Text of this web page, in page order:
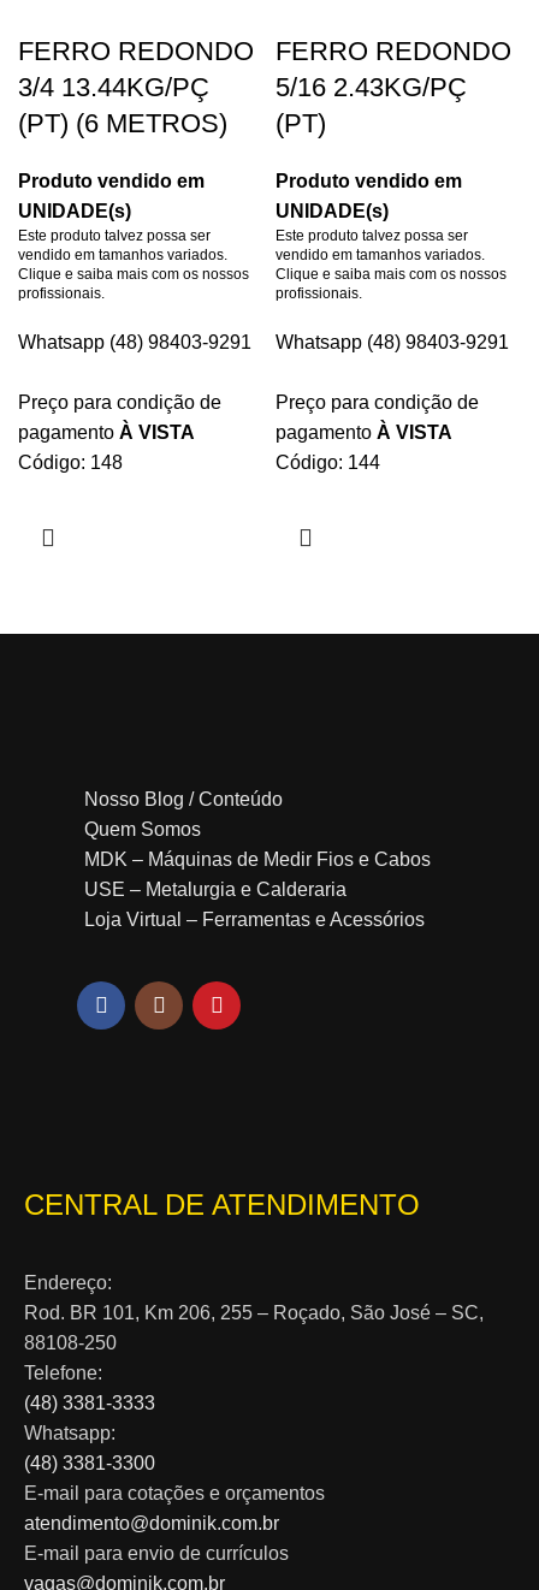
FERRO REDONDO
3/4 13.44KG/PÇ
(PT) (6 METROS)
Produto vendido em
UNIDADE(s)
Este produto talvez possa ser
vendido em tamanhos variados.
Clique e saiba mais com os nossos
profissionais.
Whatsapp (48) 98403-9291
Preço para condição de
pagamento À VISTA
Código: 148
FERRO REDONDO
5/16 2.43KG/PÇ
(PT)
Produto vendido em
UNIDADE(s)
Este produto talvez possa ser
vendido em tamanhos variados.
Clique e saiba mais com os nossos
profissionais.
Whatsapp (48) 98403-9291
Preço para condição de
pagamento À VISTA
Código: 144
Nosso Blog / Conteúdo
Quem Somos
MDK – Máquinas de Medir Fios e Cabos
USE – Metalurgia e Calderaria
Loja Virtual – Ferramentas e Acessórios
CENTRAL DE ATENDIMENTO
Endereço:
Rod. BR 101, Km 206, 255 – Roçado, São José – SC,
88108-250
Telefone:
(48) 3381-3333
Whatsapp:
(48) 3381-3300
E-mail para cotações e orçamentos
atendimento@dominik.com.br
E-mail para envio de currículos
vagas@dominik.com.br